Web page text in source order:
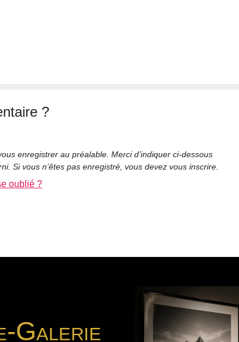
?
enregistrer au préalable. Merci d’indiquer ci-dessous
Si vous n’êtes pas enregistré, vous devez vous inscrire.
oublié ?
Galerie